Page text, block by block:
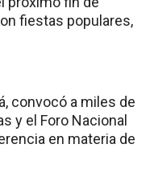
fiestas populares,
convocó a miles de
y el Foro Nacional
en materia de